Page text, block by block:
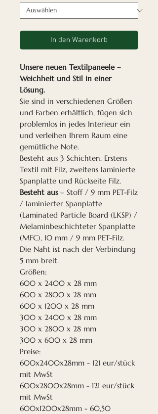
In den Warenkorb
Unsere neuen Textilpaneele –
Weichheit und Stil in einer
Lösung.
Sie sind in verschiedenen Größen
und Farben erhältlich, fügen sich
problemlos in jedes Interieur ein
und verleihen Ihrem Raum eine
gemütliche Note.
Besteht aus 3 Schichten. Erstens
Textil mit Filz, zweitens laminierte
Spanplatte und Rückseite Filz.
Besteht aus– Stoff / 9 mm PET-Filz
/ laminierter Spanplatte
(Laminated Particle Board (LKSP) /
Melaminbeschichteter Spanplatte
(MFC), 10 mm / 9 mm PET-Filz.
Die Naht ist nach der Verbindung
5 mm breit.
Größen:
600 x 2400 x 28 mm
600 x 2800 x 28 mm
600 x 1200 x 28 mm
300 x 2400 x 28 mm
300 x 2800 x 28 mm
300 x 600 x 28 mm
Preise:
600x2400x28mm - 121 eur/stück
mit MwSt
600x2800x28mm - 121 eur/stück
mit MwSt
600x1200x28mm - 60,50